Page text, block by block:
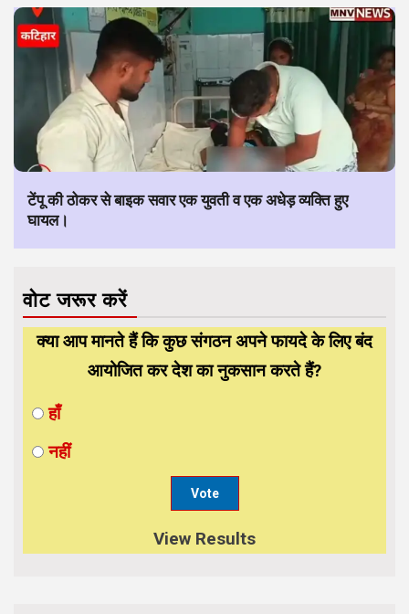
टेंपू की ठोकर से बाइक सवार एक युवती व एक अधेड़ व्यक्ति हुए
घायल।
वोट जरूर करें
क्या आप मानते हैं कि कुछ संगठन अपने फायदे के लिए बंद
आयोजित कर देश का नुकसान करते हैं?
हाँ
नहीं
View Results